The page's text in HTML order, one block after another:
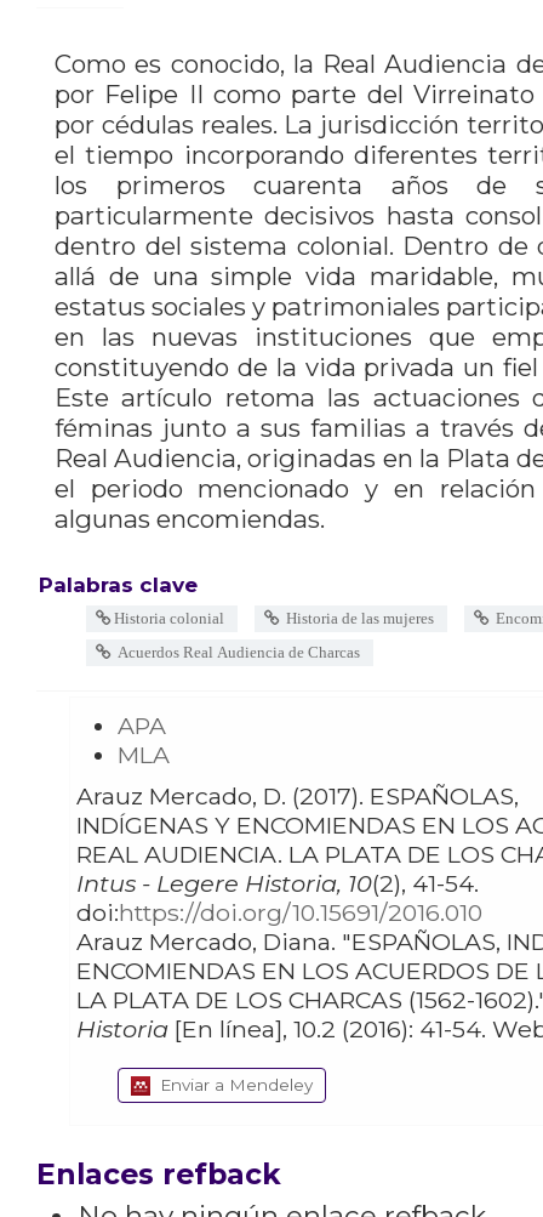
Como es conocido, la Real Audiencia
por Felipe II como parte del
por cédulas reales. La jurisdicción
el tiempo incorporando diferentes
los primeros cuarenta años de
particularmente decisivos hasta
dentro del sistema colonial. Dentro de
allá de una simple vida maridable,
estatus sociales y patrimoniales
en las nuevas instituciones que
constituyendo de la vida privada un
Este artículo retoma las actuaciones
féminas junto a sus familias a través
Real Audiencia, originadas en la Plata
el periodo mencionado y en
algunas encomiendas.
Palabras clave
Historia colonial Historia de las mujeres
Acuerdos Real Audiencia de Charcas
APA
MLA
Arauz Mercado, D. (2017). ESPAÑOLAS,
INDÍGENAS Y ENCOMIENDAS EN LOS
REAL AUDIENCIA. LA PLATA DE LOS
Intus - Legere Historia, 10(2), 41-54.
doi:https://doi.org/10.15691/2016.010
Arauz Mercado, Diana. "ESPAÑOLAS, INDÍGENAS Y
ENCOMIENDAS EN LOS ACUERDOS DE
LA PLATA DE LOS CHARCAS (1562-
Historia
Enviar a Mendeley
Enlaces refback